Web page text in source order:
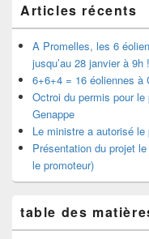
principale
de
widget
barre
latérale
Articles récents
A Promelles, les 6
jusqu’au 28 janvier à 9h !
6+6+4 = 16 éoliennes à
Octroi du permis pour
Genappe
Le ministre a autorisé
Présentation du projet
le promoteur)
table des